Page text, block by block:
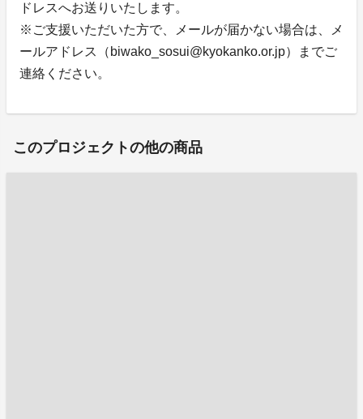
ドレスへお送りいたします。
※ご支援いただいた方で、メールが届かない場合は、メ
ールアドレス（biwako_sosui@kyokanko.or.jp）までご
連絡ください。
このプロジェクトの他の商品